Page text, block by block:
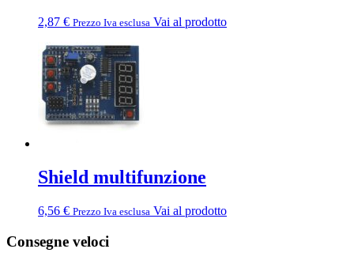
2,87 € Prezzo Iva esclusa Vai al prodotto
Shield multifunzione
6,56 € Prezzo Iva esclusa Vai al prodotto
Consegne veloci